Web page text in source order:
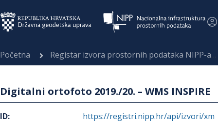
Početna Registar izvora prostornih podataka NIPP-a
Digitalni ortofoto 2019./20. – WMS INSPIRE
ID:
https://registri.nipp.hr/api/izvori/xm